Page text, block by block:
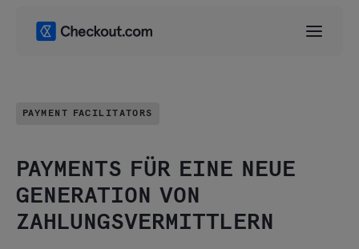
PAYMENT FACILITATORS
PAYMENTS FÜR EINE NEUE
GENERATION VON
ZAHLUNGSVERMITTLERN